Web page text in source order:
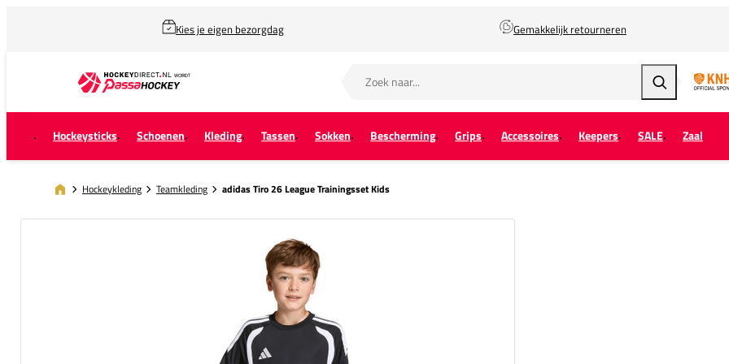
Kies je eigen bezorgdag Gemakkelijk retourneren
Zoeken
Hockeysticks Schoenen Kleding Tassen Sokken Bescherming Grips Accessoires Keepers SALE Zaal
Hockeykleding Teamkleding adidas Tiro 26 League Trainingsset Kids